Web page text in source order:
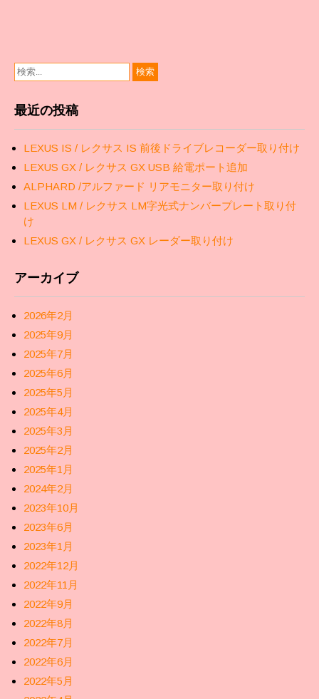
最近の投稿
LEXUS IS / レクサス IS 前後ドライブレコーダー取り付け
LEXUS GX / レクサス GX USB 給電ポート追加
ALPHARD /アルファード リアモニター取り付け
LEXUS LM / レクサス LM字光式ナンバープレート取り付
け
LEXUS GX / レクサス GX レーダー取り付け
アーカイブ
2026年2月
2025年9月
2025年7月
2025年6月
2025年5月
2025年4月
2025年3月
2025年2月
2025年1月
2024年2月
2023年10月
2023年6月
2023年1月
2022年12月
2022年11月
2022年9月
2022年8月
2022年7月
2022年6月
2022年5月